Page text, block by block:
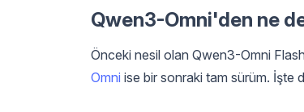
Qwen3-Omni'den ne
Önceki nesil olan Qwen3-Omni
Omni ise bir sonraki tam sürüm. İşte